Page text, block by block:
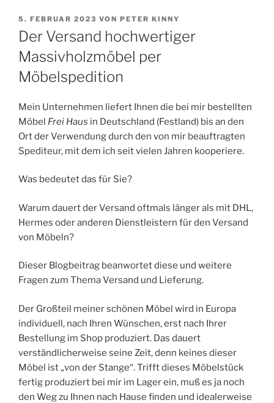
VERÖFFENTLICHT
AM
5. FEBRUAR 2023 VON PETER KINNY
Der Versand hochwertiger
Massivholzmöbel per
Möbelspedition
Mein Unternehmen liefert Ihnen die bei mir bestellten
Möbel Frei Haus in Deutschland (Festland) bis an den
Ort der Verwendung durch den von mir beauftragten
Spediteur, mit dem ich seit vielen Jahren kooperiere.
Was bedeutet das für Sie?
Warum dauert der Versand oftmals länger als mit DHL,
Hermes oder anderen Dienstleistern für den Versand
von Möbeln?
Dieser Blogbeitrag beanwortet diese und weitere
Fragen zum Thema Versand und Lieferung.
Der Großteil meiner schönen Möbel wird in Europa
individuell, nach Ihren Wünschen, erst nach Ihrer
Bestellung im Shop produziert. Das dauert
verständlicherweise seine Zeit, denn keines dieser
Möbel ist „von der Stange“. Trifft dieses Möbelstück
fertig produziert bei mir im Lager ein, muß es ja noch
den Weg zu Ihnen nach Hause finden und idealerweise